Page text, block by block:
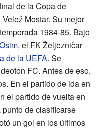
de la Copa de
Mostar. Su mejor
1984-85. Bajo
, el FK Željezničar
de la UEFA. Se
FC. Antes de eso,
En el partido de ida en
el partido de vuelta en
de clasificarse
un gol en los últimos